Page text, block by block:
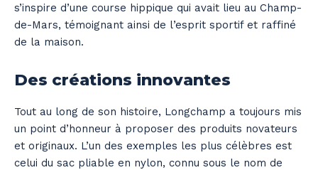
s’inspire d’une course hippique qui avait lieu au Champ-
de-Mars, témoignant ainsi de l’esprit sportif et raffiné
de la maison.
Des créations innovantes
Tout au long de son histoire, Longchamp a toujours mis
un point d’honneur à proposer des produits novateurs
et originaux. L’un des exemples les plus célèbres est
celui du sac pliable en nylon, connu sous le nom de